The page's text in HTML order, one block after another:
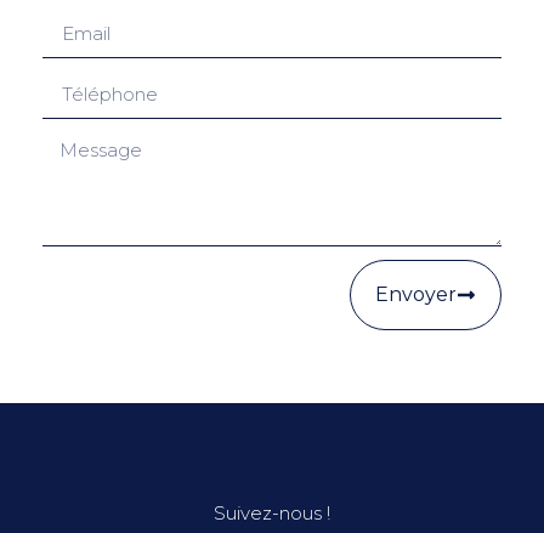
Envoyer
Suivez-nous !